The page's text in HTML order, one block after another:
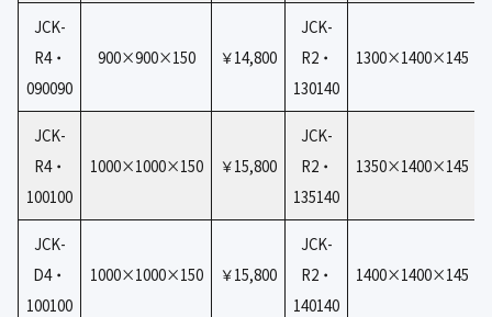
JCK-
R4・
090090
900×900×150 ￥14,800
JCK-
R2・
130140
1300×1400×145
JCK-
R4・
100100
1000×1000×150 ￥15,800
JCK-
R2・
135140
1350×1400×145
JCK-
D4・
100100
1000×1000×150 ￥15,800
JCK-
R2・
140140
1400×1400×145